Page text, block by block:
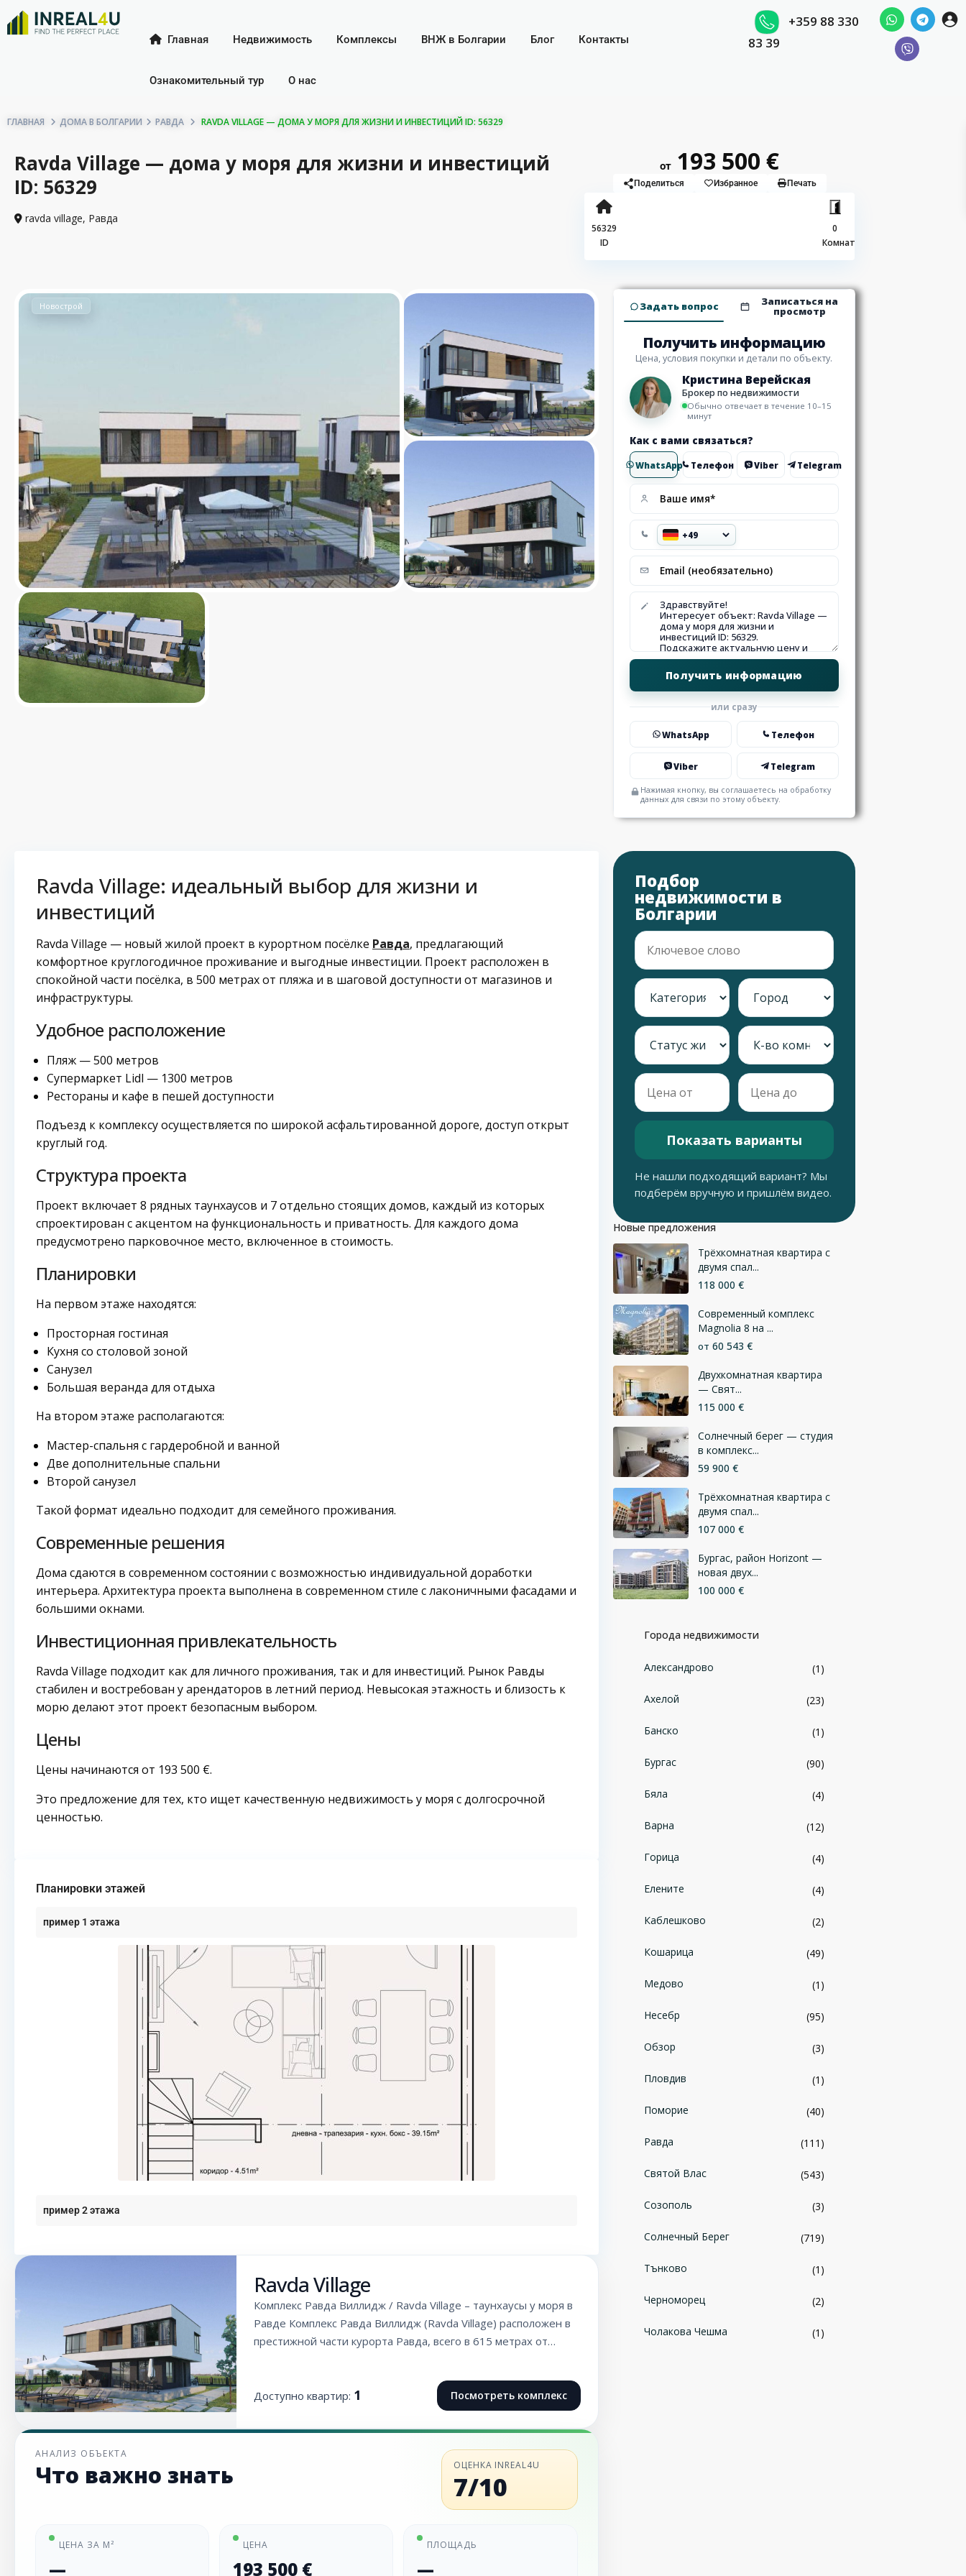
Главная Недвижимость Комплексы ВНЖ в Болгарии Блог Контакты
Ознакомительный тур О нас
+359 88 330
83 39
ГЛАВНАЯ ДОМА В БОЛГАРИИ РАВДА RAVDA VILLAGE — ДОМА У МОРЯ ДЛЯ ЖИЗНИ И ИНВЕСТИЦИЙ ID: 56329
Ravda Village — дома у моря для жизни и инвестиций
ID: 56329
ravda village, Равда
от 193 500 €
Поделиться Избранное Печать
56329
ID
0
Комнат
Новострой Задать вопрос Записаться на
просмотр
Получить информацию
Цена, условия покупки и детали по объекту.
Кристина Верейская
Брокер по недвижимости
Обычно отвечает в течение 10–15
минут
Как с вами связаться?
WhatsApp Телефон Viber Telegram
или сразу
WhatsApp Телефон
Viber Telegram
Нажимая кнопку, вы соглашаетесь на обработку
данных для связи по этому объекту.
Ravda Village: идеальный выбор для жизни и
инвестиций
Ravda Village — новый жилой проект в курортном посёлке Равда, предлагающий
комфортное круглогодичное проживание и выгодные инвестиции. Проект расположен в
спокойной части посёлка, в 500 метрах от пляжа и в шаговой доступности от магазинов и
инфраструктуры.
Удобное расположение
Пляж — 500 метров
Супермаркет Lidl — 1300 метров
Рестораны и кафе в пешей доступности
Подъезд к комплексу осуществляется по широкой асфальтированной дороге, доступ открыт
круглый год.
Структура проекта
Проект включает 8 рядных таунхаусов и 7 отдельно стоящих домов, каждый из которых
спроектирован с акцентом на функциональность и приватность. Для каждого дома
предусмотрено парковочное место, включенное в стоимость.
Планировки
На первом этаже находятся:
Просторная гостиная
Кухня со столовой зоной
Санузел
Большая веранда для отдыха
На втором этаже располагаются:
Мастер-спальня с гардеробной и ванной
Две дополнительные спальни
Второй санузел
Такой формат идеально подходит для семейного проживания.
Современные решения
Дома сдаются в современном состоянии с возможностью индивидуальной доработки
интерьера. Архитектура проекта выполнена в современном стиле с лаконичными фасадами и
большими окнами.
Инвестиционная привлекательность
Ravda Village подходит как для личного проживания, так и для инвестиций. Рынок Равды
стабилен и востребован у арендаторов в летний период. Невысокая этажность и близость к
морю делают этот проект безопасным выбором.
Цены
Цены начинаются от 193 500 €.
Это предложение для тех, кто ищет качественную недвижимость у моря с долгосрочной
ценностью.
Планировки этажей
пример 1 этажа
пример 2 этажа
Ravda Village
Комплекс Равда Виллидж / Ravda Village – таунхаусы у моря в
Равде Комплекс Равда Виллидж (Ravda Village) расположен в
престижной части курорта Равда, всего в 615 метрах от…
Доступно квартир: 1 Посмотреть комплекс
АНАЛИЗ ОБЪЕКТА
Что важно знать ОЦЕНКА INREAL4U
7/10
ЦЕНА ЗА М²
—
ЦЕНА
193 500 €
ПЛОЩАДЬ
—
Подбор
недвижимости в
Болгарии
Показать варианты
Не нашли подходящий вариант? Мы
подберём вручную и пришлём видео.
Новые предложения
Трёхкомнатная квартира с
двумя спал...
118 000 €
Современный комплекс
Magnolia 8 на ...
от 60 543 €
Двухкомнатная квартира
— Свят...
115 000 €
Солнечный берег — студия
в комплекс...
59 900 €
Трёхкомнатная квартира с
двумя спал...
107 000 €
Бургас, район Horizont —
новая двух...
100 000 €
Города недвижимости
Александрово (1)
Ахелой (23)
Банско (1)
Бургас (90)
Бяла (4)
Варна (12)
Горица (4)
Елените (4)
Каблешково (2)
Кошарица (49)
Медово (1)
Несебр (95)
Обзор (3)
Пловдив (1)
Поморие (40)
Равда (111)
Святой Влас (543)
Созополь (3)
Солнечный Берег (719)
Тънково (1)
Черноморец (2)
Чолакова Чешма (1)